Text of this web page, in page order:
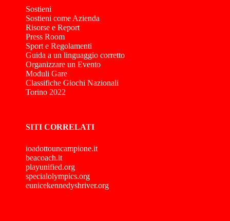
Sostieni
Sostieni come Azienda
Risorse e Report
Press Room
Sport e Regolamenti
Guida a un linguaggio corretto
Organizzare un Evento
Moduli Gare
Classifiche Giochi Nazionali
Torino 2022
SITI CORRELATI
ioadottouncampione.it
beacoach.it
playunified.org
specialolympics.org
eunicekennedyshriver.org